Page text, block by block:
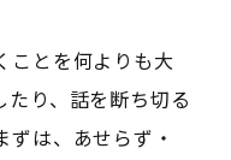
ことを何よりも大
り、話を断ち切る
は、あせらず・